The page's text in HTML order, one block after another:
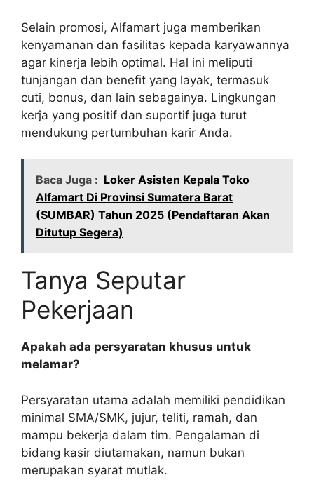
Selain promosi, Alfamart juga memberikan
kenyamanan dan fasilitas kepada karyawannya
agar kinerja lebih optimal. Hal ini meliputi
tunjangan dan benefit yang layak, termasuk
cuti, bonus, dan lain sebagainya. Lingkungan
kerja yang positif dan suportif juga turut
mendukung pertumbuhan karir Anda.
Baca Juga : Loker Asisten Kepala Toko
Alfamart Di Provinsi Sumatera Barat
(SUMBAR) Tahun 2025 (Pendaftaran Akan
Ditutup Segera)
Tanya Seputar
Pekerjaan
Apakah ada persyaratan khusus untuk
melamar?
Persyaratan utama adalah memiliki pendidikan
minimal SMA/SMK, jujur, teliti, ramah, dan
mampu bekerja dalam tim. Pengalaman di
bidang kasir diutamakan, namun bukan
merupakan syarat mutlak.